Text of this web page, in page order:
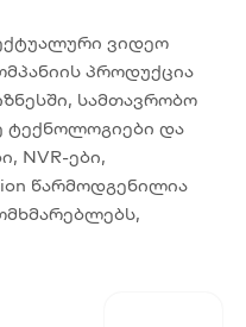
ვიდეო
პროდუქცია
სამთავრობო
ტექნოლოგიები და
NVR-ები,
წარმოდგენილია